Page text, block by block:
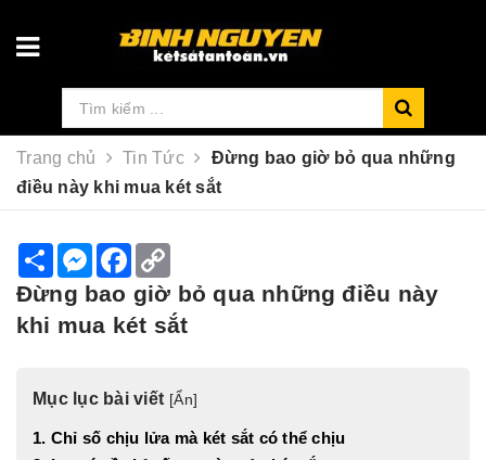
Trang chủ Tin Tức
Đừng bao giờ bỏ qua những
điều này khi mua két sắt
S
h
a
r
e
M
e
s
s
e
n
F
a
c
e
b
o
p
y
L
i
Đừng bao giờ bỏ qua những điều này
khi mua két sắt
Mục lục bài viết [Ẩn]
1. Chỉ số chịu lửa mà két sắt có thể chịu